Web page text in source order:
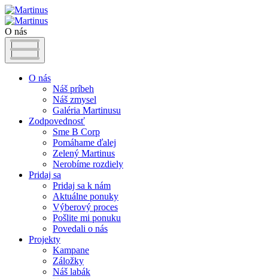
O nás
O nás
Náš príbeh
Náš zmysel
Galéria Martinusu
Zodpovednosť
Sme B Corp
Pomáhame ďalej
Zelený Martinus
Nerobíme rozdiely
Pridaj sa
Pridaj sa k nám
Aktuálne ponuky
Výberový proces
Pošlite mi ponuku
Povedali o nás
Projekty
Kampane
Záložky
Náš labák